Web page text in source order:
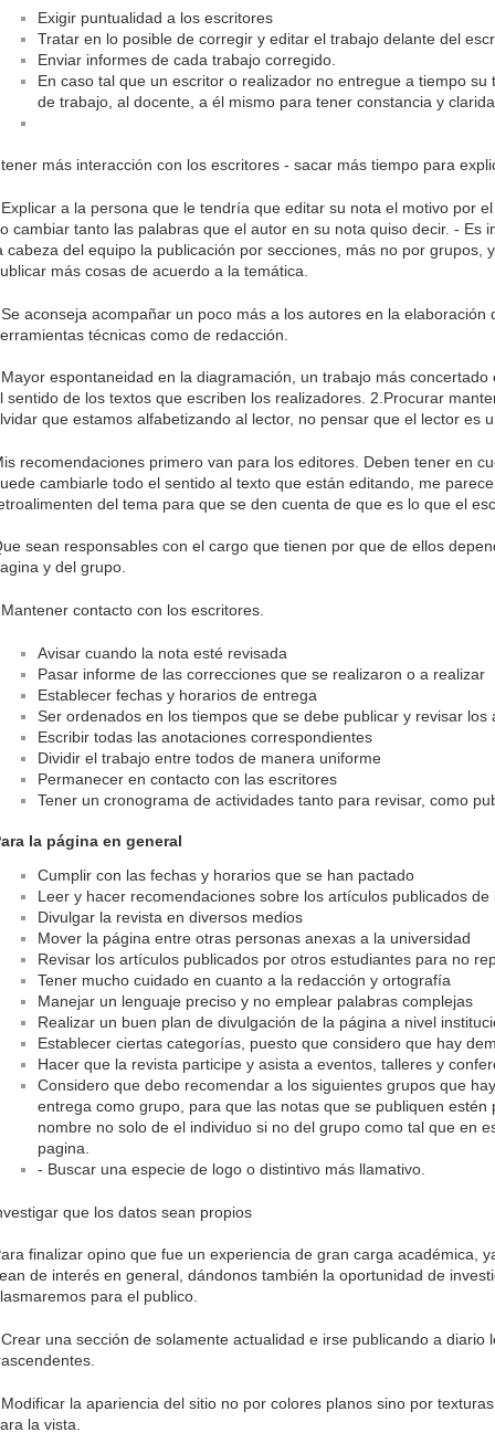
Exigir puntualidad a los escritores
Tratar en lo posible de corregir y editar el trabajo delante del
Enviar informes de cada trabajo corregido.
En caso tal que un escritor o realizador no entregue a tiempo
de trabajo, al docente, a él mismo para tener constancia y
más interacción con los escritores - sacar más tiempo para
a la persona que le tendría que editar su nota el motivo por
cambiar tanto las palabras que el autor en su nota quiso decir. - Es
cabeza del equipo la publicación por secciones, más no por grupos,
más cosas de acuerdo a la temática.
aconseja acompañar un poco más a los autores en la elaboración
técnicas como de redacción.
espontaneidad en la diagramación, un trabajo más
sentido de los textos que escriben los realizadores. 2.Procurar
que estamos alfabetizando al lector, no pensar que el lector es
recomendaciones primero van para los editores. Deben tener en
cambiarle todo el sentido al texto que están editando, me
del tema para que se den cuenta de que es lo que el
sean responsables con el cargo que tienen por que de ellos
y del grupo.
contacto con los escritores.
Avisar cuando la nota esté revisada
Pasar informe de las correcciones que se realizaron o a realizar
Establecer fechas y horarios de entrega
Ser ordenados en los tiempos que se debe publicar y revisar los
Escribir todas las anotaciones correspondientes
Dividir el trabajo entre todos de manera uniforme
Permanecer en contacto con las escritores
Tener un cronograma de actividades tanto para revisar, como
la página en general
Cumplir con las fechas y horarios que se han pactado
Leer y hacer recomendaciones sobre los artículos publicados
Divulgar la revista en diversos medios
Mover la página entre otras personas anexas a la universidad
Revisar los artículos publicados por otros estudiantes para no
Tener mucho cuidado en cuanto a la redacción y ortografía
Manejar un lenguaje preciso y no emplear palabras complejas
Realizar un buen plan de divulgación de la página a nivel
Establecer ciertas categorías, puesto que considero que hay
Hacer que la revista participe y asista a eventos, talleres y
Considero que debo recomendar a los siguientes grupos que
entrega como grupo, para que las notas que se publiquen
nombre no solo de el individuo si no del grupo como tal que en
pagina.
- Buscar una especie de logo o distintivo más llamativo.
que los datos sean propios
finalizar opino que fue un experiencia de gran carga académica,
de interés en general, dándonos también la oportunidad de
para el publico.
una sección de solamente actualidad e irse publicando a diario
la apariencia del sitio no por colores planos sino por
la vista.